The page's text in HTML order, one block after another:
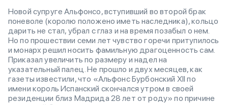
Новой супруге Альфонсо, вступивший во второй брак
поневоле (королю положено иметь наследника), кольцо
дарить не стал, убрал с глаз и на время позабыл о нем.
Но по прошествии семи лет чувство горечи притупилось
и монарх решил носить фамильную драгоценность сам.
Приказал увеличить по размеру и надел на
указательный палец. Не прошло и двух месяцев, как
газеты известили, что «Альфонс Бурбонский XII по
имени король Испанский скончался утром в своей
резиденции близ Мадрида 28 лет от роду» по причине